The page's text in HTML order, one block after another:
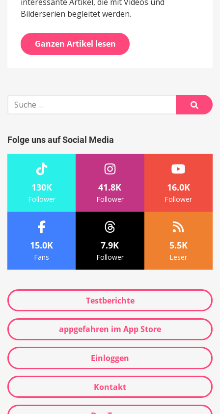
Bilderserien begleitet werden.
Ganzen Artikel lesen
Suche
nach:
Suche
Folge uns auf Social Media
130K
Follower
41.8K
Follower
16.0K
Follower
15.0K
Fans
7.9K
Follower
5.5K
Leser
Testberichte
appgefahren im App Store
Einloggen
Kontakt